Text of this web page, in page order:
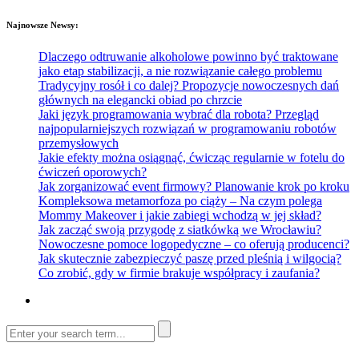
Najnowsze Newsy:
Dlaczego odtruwanie alkoholowe powinno być traktowane
jako etap stabilizacji, a nie rozwiązanie całego problemu
Tradycyjny rosół i co dalej? Propozycje nowoczesnych dań
głównych na elegancki obiad po chrzcie
Jaki język programowania wybrać dla robota? Przegląd
najpopularniejszych rozwiązań w programowaniu robotów
przemysłowych
Jakie efekty można osiągnąć, ćwicząc regularnie w fotelu do
ćwiczeń oporowych?
Jak zorganizować event firmowy? Planowanie krok po kroku
Kompleksowa metamorfoza po ciąży – Na czym polega
Mommy Makeover i jakie zabiegi wchodzą w jej skład?
Jak zacząć swoją przygodę z siatkówką we Wrocławiu?
Nowoczesne pomoce logopedyczne – co oferują producenci?
Jak skutecznie zabezpieczyć paszę przed pleśnią i wilgocią?
Co zrobić, gdy w firmie brakuje współpracy i zaufania?